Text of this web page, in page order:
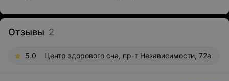
Отзывы 2
5.0 Центр здорового сна, пр-т Независимости, 72а